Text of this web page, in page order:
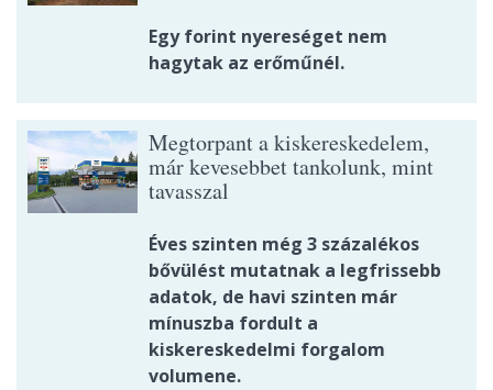
Egy forint nyereséget nem
hagytak az erőműnél.
Megtorpant a kiskereskedelem,
már kevesebbet tankolunk, mint
tavasszal
Éves szinten még 3 százalékos
bővülést mutatnak a legfrissebb
adatok, de havi szinten már
mínuszba fordult a
kiskereskedelmi forgalom
volumene.